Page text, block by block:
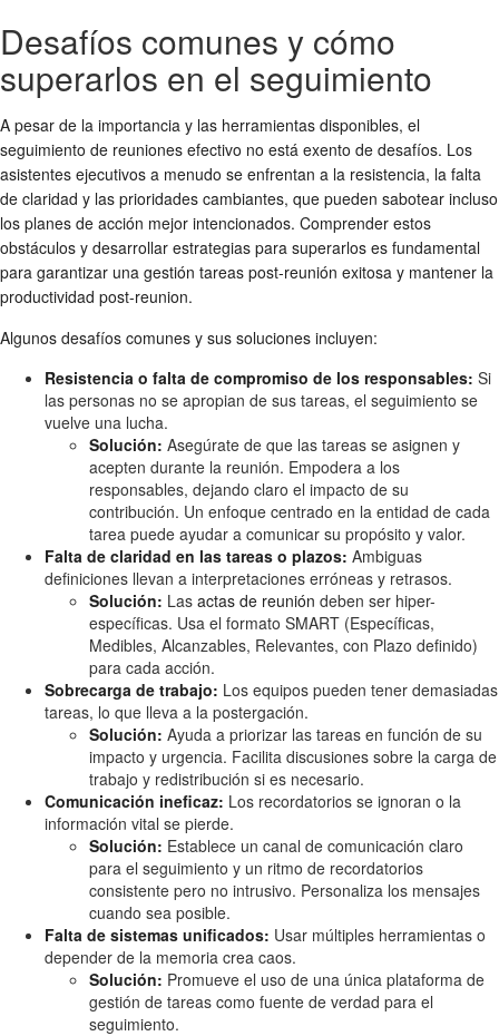
Desafíos comunes y cómo
superarlos en el seguimiento
A pesar de la importancia y las herramientas disponibles, el
seguimiento de reuniones efectivo no está exento de desafíos. Los
asistentes ejecutivos a menudo se enfrentan a la resistencia, la falta
de claridad y las prioridades cambiantes, que pueden sabotear incluso
los planes de acción mejor intencionados. Comprender estos
obstáculos y desarrollar estrategias para superarlos es fundamental
para garantizar una gestión tareas post-reunión exitosa y mantener la
productividad post-reunion.
Algunos desafíos comunes y sus soluciones incluyen:
Resistencia o falta de compromiso de los responsables: Si
las personas no se apropian de sus tareas, el seguimiento se
vuelve una lucha.
Solución: Asegúrate de que las tareas se asignen y
acepten durante la reunión. Empodera a los
responsables, dejando claro el impacto de su
contribución. Un enfoque centrado en la entidad de cada
tarea puede ayudar a comunicar su propósito y valor.
Falta de claridad en las tareas o plazos: Ambiguas
definiciones llevan a interpretaciones erróneas y retrasos.
Solución: Las actas de reunión deben ser hiper-
específicas. Usa el formato SMART (Específicas,
Medibles, Alcanzables, Relevantes, con Plazo definido)
para cada acción.
Sobrecarga de trabajo: Los equipos pueden tener demasiadas
tareas, lo que lleva a la postergación.
Solución: Ayuda a priorizar las tareas en función de su
impacto y urgencia. Facilita discusiones sobre la carga de
trabajo y redistribución si es necesario.
Comunicación ineficaz: Los recordatorios se ignoran o la
información vital se pierde.
Solución: Establece un canal de comunicación claro
para el seguimiento y un ritmo de recordatorios
consistente pero no intrusivo. Personaliza los mensajes
cuando sea posible.
Falta de sistemas unificados: Usar múltiples herramientas o
depender de la memoria crea caos.
Solución: Promueve el uso de una única plataforma de
gestión de tareas como fuente de verdad para el
seguimiento.